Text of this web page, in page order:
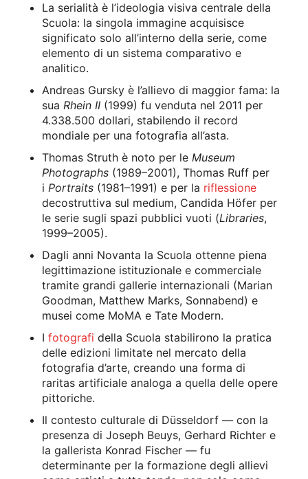
La serialità è l’ideologia visiva centrale della
Scuola: la singola immagine acquisisce
significato solo all’interno della serie, come
elemento di un sistema comparativo e
analitico.
Andreas Gursky è l’allievo di maggior fama: la
sua Rhein II (1999) fu venduta nel 2011 per
4.338.500 dollari, stabilendo il record
mondiale per una fotografia all’asta.
Thomas Struth è noto per le Museum
Photographs (1989–2001), Thomas Ruff per
i Portraits (1981–1991) e per la riflessione
decostruttiva sul medium, Candida Höfer per
le serie sugli spazi pubblici vuoti (Libraries,
1999–2005).
Dagli anni Novanta la Scuola ottenne piena
legittimazione istituzionale e commerciale
tramite grandi gallerie internazionali (Marian
Goodman, Matthew Marks, Sonnabend) e
musei come MoMA e Tate Modern.
I fotografi della Scuola stabilirono la pratica
delle edizioni limitate nel mercato della
fotografia d’arte, creando una forma di
raritas artificiale analoga a quella delle opere
pittoriche.
Il contesto culturale di Düsseldorf — con la
presenza di Joseph Beuys, Gerhard Richter e
la gallerista Konrad Fischer — fu
determinante per la formazione degli allievi